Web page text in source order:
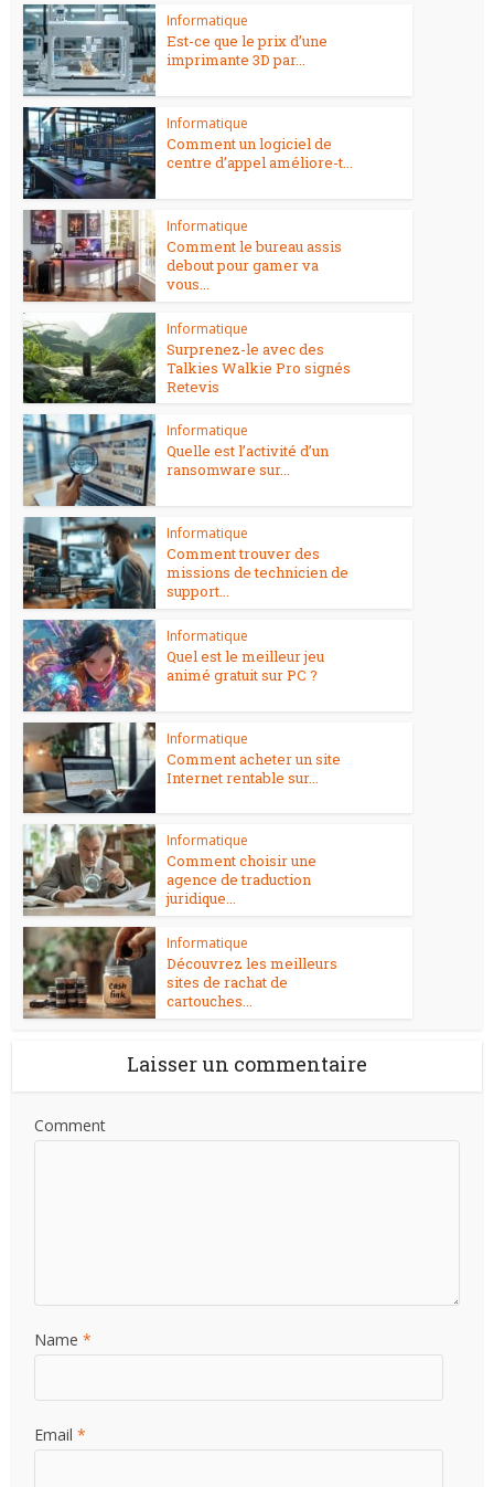
Informatique
Est-ce que le prix d’une
imprimante 3D par...
Informatique
Comment un logiciel de
centre d’appel améliore-t...
Informatique
Comment le bureau assis
debout pour gamer va
vous...
Informatique
Surprenez-le avec des
Talkies Walkie Pro signés
Retevis
Informatique
Quelle est l’activité d’un
ransomware sur...
Informatique
Comment trouver des
missions de technicien de
support...
Informatique
Quel est le meilleur jeu
animé gratuit sur PC ?
Informatique
Comment acheter un site
Internet rentable sur...
Informatique
Comment choisir une
agence de traduction
juridique...
Informatique
Découvrez les meilleurs
sites de rachat de
cartouches...
Laisser un commentaire
Comment
Name *
Email *